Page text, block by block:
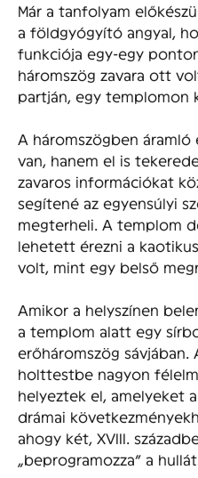
Már a tanfolyam
a földgyógyító angyal,
funkciója egy-egy
háromszög zavara ott
partján, egy templomon
A háromszögben
van, hanem el is
zavaros információkat
segítené az egyensúlyi
megterheli. A templom
lehetett érezni a
volt, mint egy belső
Amikor a helyszínen
a templom alatt egy
erőháromszög
holttestbe nagyon
helyeztek el, amelyeket
drámai
ahogy két, XVIII.
„beprogramozza” a hullát.